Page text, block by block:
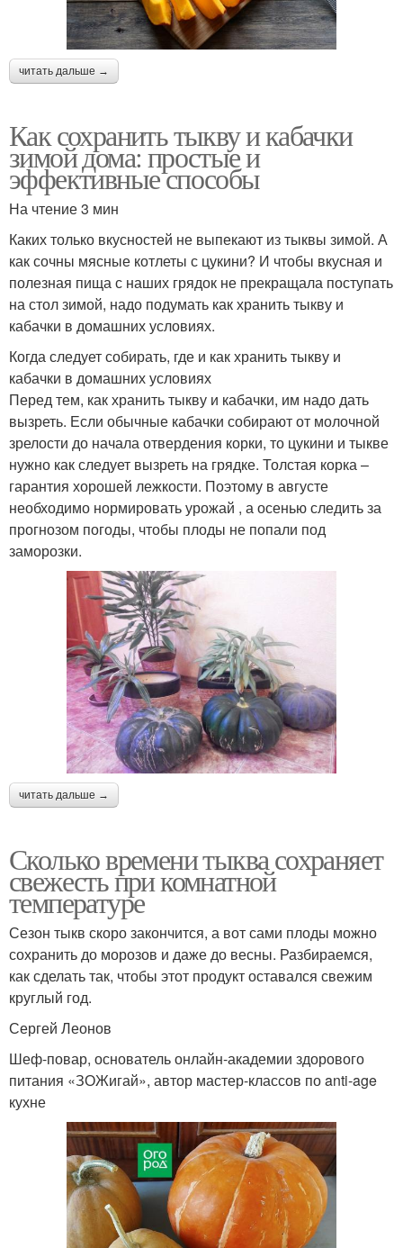
читать дальше →
Как сохранить тыкву и кабачки
зимой дома: простые и
эффективные способы
На чтение 3 мин
Каких только вкусностей не выпекают из тыквы зимой. А
как сочны мясные котлеты с цукини? И чтобы вкусная и
полезная пища с наших грядок не прекращала поступать
на стол зимой, надо подумать как хранить тыкву и
кабачки в домашних условиях.
Когда следует собирать, где и как хранить тыкву и
кабачки в домашних условиях
Перед тем, как хранить тыкву и кабачки, им надо дать
вызреть. Если обычные кабачки собирают от молочной
зрелости до начала отвердения корки, то цукини и тыкве
нужно как следует вызреть на грядке. Толстая корка –
гарантия хорошей лежкости. Поэтому в августе
необходимо нормировать урожай , а осенью следить за
прогнозом погоды, чтобы плоды не попали под
заморозки.
читать дальше →
Сколько времени тыква сохраняет
свежесть при комнатной
температуре
Сезон тыкв скоро закончится, а вот сами плоды можно
сохранить до морозов и даже до весны. Разбираемся,
как сделать так, чтобы этот продукт оставался свежим
круглый год.
Сергей Леонов
Шеф-повар, основатель онлайн-академии здорового
питания «ЗОЖигай», автор мастер-классов по anti-age
кухне